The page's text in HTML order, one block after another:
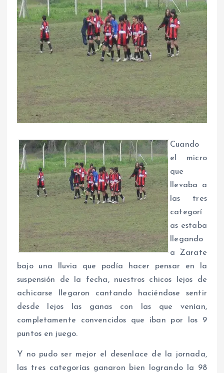
Cuando
el micro
que
llevaba a
las tres
categorí
as estaba
llegando
a Zarate
bajo una lluvia que podía hacer pensar en la
suspensión de la fecha, nuestros chicos lejos de
achicarse llegaron cantando haciéndose sentir
desde lejos las ganas con las que venían,
completamente convencidos que iban por los 9
puntos en juego.
Y no pudo ser mejor el desenlace de la jornada,
las tres categorías ganaron bien logrando la 98